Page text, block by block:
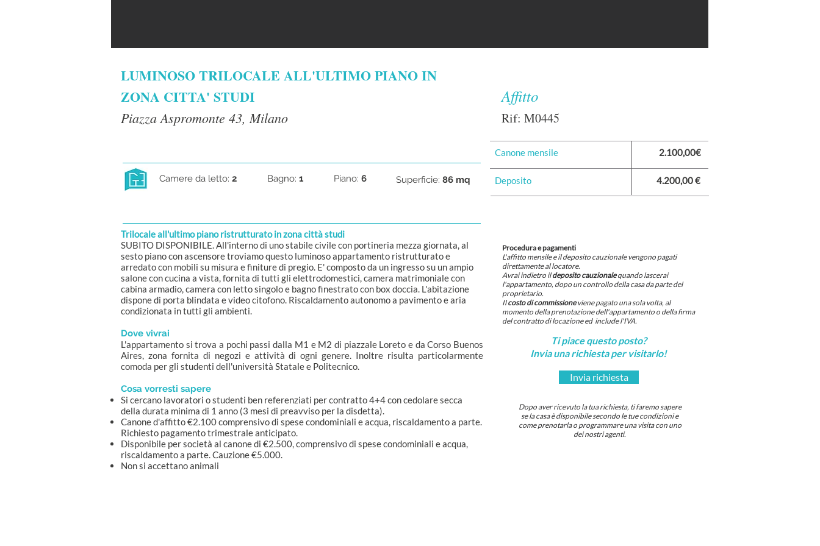
LUMINOSO TRILOCALE ALL'ULTIMO PIANO IN
ZONA CITTA' STUDI
Piazza Aspromonte 43, Milano
Camere da letto: 2 Bagno: 1 Piano: 6 Superficie: 86 mq
Trilocale all'ultimo piano ristrutturato in zona città studi
SUBITO DISPONIBILE. All'interno di uno stabile civile con portineria mezza giornata, al
sesto piano con ascensore troviamo questo luminoso appartamento ristrutturato e
arredato con mobili su misura e finiture di pregio. E' composto da un ingresso su un ampio
salone con cucina a vista, fornita di tutti gli elettrodomestici, camera matrimoniale con
cabina armadio, camera con letto singolo e bagno finestrato con box doccia. L'abitazione
dispone di porta blindata e video citofono. Riscaldamento autonomo a pavimento e aria
condizionata in tutti gli ambienti.
Dove vivrai
L'appartamento si trova a pochi passi dalla M1 e M2 di piazzale Loreto e da Corso Buenos
Aires, zona fornita di negozi e attività di ogni genere. Inoltre risulta particolarmente
comoda per gli studenti dell'università Statale e Politecnico.
Cosa vorresti sapere
Si cercano lavoratori o studenti ben referenziati per contratto 4+4 con cedolare secca
della durata minima di 1 anno (3 mesi di preavviso per la disdetta).
Canone d'affitto €2.100 comprensivo di spese condominiali e acqua, riscaldamento a parte.
Richiesto pagamento trimestrale anticipato.
Disponibile per società al canone di €2.500, comprensivo di spese condominiali e acqua,
riscaldamento a parte. Cauzione €5.000.
Non si accettano animali
Affitto
Rif: M0445
Canone mensile 2.100,00€
Deposito 4.200,00 €
Ti piace questo posto?
Invia una richiesta per visitarlo!
Procedura e pagamenti
L'affitto mensile e il deposito cauzionale vengono pagati
direttamente al locatore.
Avrai indietro ildeposito cauzionalequando lascerai
l'appartamento, dopo un controllo della casa da parte del
proprietario.
Ilcosto di commissioneviene pagato una sola volta, al
momento della prenotazione dell'appartamento o della firma
del contratto di locazione ed include l'IVA.
Invia richiesta
Dopo aver ricevuto la tua richiesta, ti faremo sapere
se la casa è disponibile secondo le tue condizioni e
come prenotarla o programmare una visita con uno
dei nostri agenti.